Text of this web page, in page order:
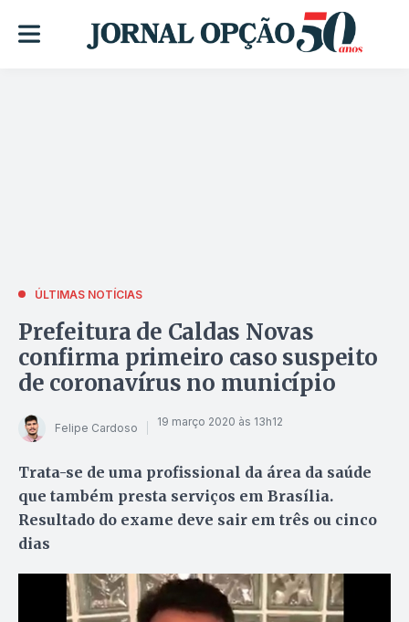
ÚLTIMAS NOTÍCIAS
Prefeitura de Caldas Novas
confirma primeiro caso suspeito
de coronavírus no município
Felipe Cardoso 19 março 2020 às 13h12
Trata-se de uma profissional da área da saúde
que também presta serviços em Brasília.
Resultado do exame deve sair em três ou cinco
dias